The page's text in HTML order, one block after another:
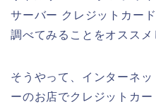
サーバー クレジットカー
調べてみることをオススメ
そうやって、インターネ
ーのお店でクレジットカ